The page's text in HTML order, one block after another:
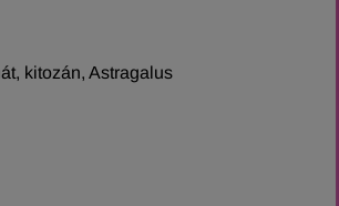
kitozán, Astragalus